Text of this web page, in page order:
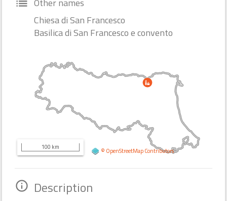
list Other names
Chiesa di San Francesco
Basilica di San Francesco e convento
© OpenStreetMapContributors
100 km
info_outline Description